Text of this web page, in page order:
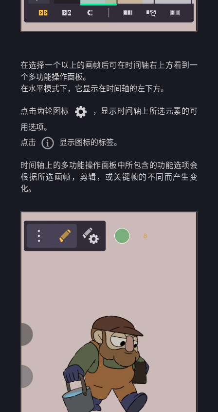
在选择一个以上的画帧后可在时间轴右上方看到一
个多功能操作面板。
在水平模式下，它显示在时间轴的左下方。
点击齿轮图标
，显示时间轴上所选元素的可
用选项。
点击
显示图标的标签。
时间轴上的多功能操作面板中所包含的功能选项会
根据所选画帧，剪辑，或关键帧的不同而产生变
化。